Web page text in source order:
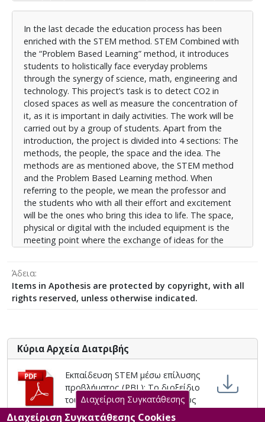
έμψυχο δυναμικό, τον εκπαιδευτικό και τους
μαθητές, που με τον ενθουσιασμό τους, την κατάθεση
προσωπικού χρόνου, γνώσεων και δεξιοτήτων θα
είναι ο κύριος φορέας υλοποίησης των
προτεινόμενων δραστηριοτήτων. Ο χώρος, φυσικός ή
ψηφιακός, μαζί με τον εξοπλισμό που θα
περιλαμβάνει, αποτελεί το πεδίο συνάντησης,
ανταλλαγής ιδεών και δημιουργίας της όλης
κατασκευής. Στην ενότητα: η πρόταση,
περιλαμβάνονται ο τρόπος οργάνωσης και
σχεδίασης των δραστηριοτήτων των μαθητών για τις
αρχικές συναντήσεις, η κατασκευή που προτείνεται
καθώς και προτάσεις για περαιτέρω αξιοποίησή της.
Τέλος, στο παράρτημα, ο κριτικός αναγνώστης θα
βρει τα κάθε είδους φύλλα εργασίας μαθητών, τα
φύλλα εργασίας για τον καθηγητή με επεξηγηματικά
σχόλια, κάποια προτεινόμενα παιχνίδια γνωριμίας,
καθώς και άλλες συναφείς πειραματικές διεργασίες.
In the last decade the education process has been
enriched with the STEM method. STEM Combined with
the “Problem Based Learning” method, it introduces
students to holistically face everyday problems
through the synergy of science, math, engineering and
technology. This project’s task is to detect CO2 in
closed spaces as well as measure the concentration of
it, as it is important in daily activities. The work will be
carried out by a group of students. Apart from the
introduction, the project is divided into 4 sections: The
methods, the people, the space and the idea. The
methods are as mentioned above, the STEM method
and the Problem Based Learning method. When
referring to the people, we mean the professor and
the students who with all their effort and excitement
will be the ones who bring this idea to life. The space,
physical or digital with the included equipment is the
meeting point where the exchange of ideas for the
students’ activities for the first few meetings, as well as
suggestions on the construction and ways to utilize it.
Finally in the annex, the students’ task sheets, the
another and other experimental activities, are
provided.
Άδεια
Items in Apothesis are protected by copyright, with all
rights reserved, unless otherwise indicated.
Κύρια Αρχεία Διατριβής
Εκπαίδευση STEM μέσω επίλυσης
προβλήματος (PBL): Το διοξείδιο
του άνθρακα (CO2) σε κλειστούς
χώρους. Διδακτική πρόταση
Διαχείριση Συγκατάθεσης
Διαχείριση Συγκατάθεσης Cookies